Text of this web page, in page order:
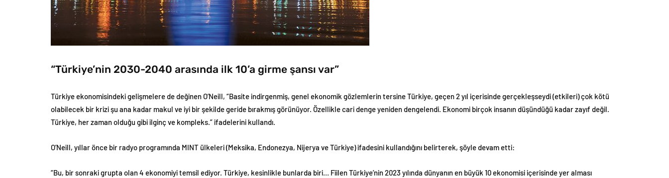
“Türkiye’nin 2030-2040 arasında ilk 10’a girme şansı var”
Türkiye ekonomisindeki gelişmelere de değinen O’Neill, “Basite indirgenmiş, genel ekonomik gözlemlerin tersine Türkiye, geçen 2 yıl içerisinde gerçekleşseydi (etkileri) çok kötü
olabilecek bir krizi şu ana kadar makul ve iyi bir şekilde geride bırakmış görünüyor. Özellikle cari denge yeniden dengelendi. Ekonomi birçok insanın düşündüğü kadar zayıf değil.
Türkiye, her zaman olduğu gibi ilginç ve kompleks.” ifadelerini kullandı.
O’Neill, yıllar önce bir radyo programında MINT ülkeleri (Meksika, Endonezya, Nijerya ve Türkiye) ifadesini kullandığını belirterek, şöyle devam etti:
“Bu, bir sonraki grupta olan 4 ekonomiyi temsil ediyor. Türkiye, kesinlikle bunlarda biri… Fiilen Türkiye’nin 2023 yılında dünyanın en büyük 10 ekonomisi içerisinde yer alması